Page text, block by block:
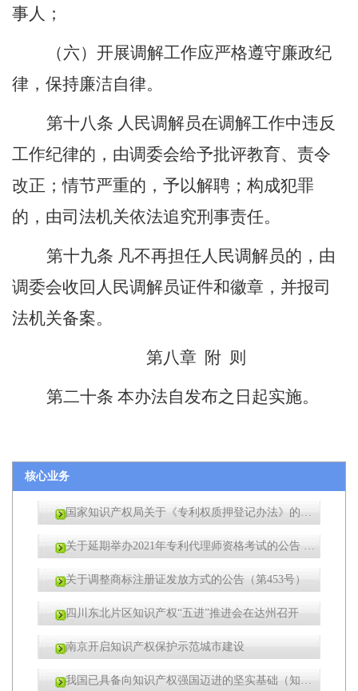
事人 ；
（六）开展调解工作应严格遵守廉政纪
律 ，保持廉洁自律。
第十八条 人民调解员在调解工作中违反
工作纪律的，由调委会给予批评教育、责令
改正；情节严重的，予以解聘；构成犯罪
的，由司法机关依法追究刑事责任。
第十九条 凡不再担任人民调解员的，由
调委会收回人民调解员证件和徽章，并报司
法机关备案。
第八章 附 则
第二十条 本办法自发布之日起实施。
核心业务
国家知识产权局关于《专利权质押登记办法》的公告（第461号）
关于延期举办2021年专利代理师资格考试的公告 （第457号）
关于调整商标注册证发放方式的公告（第453号）
四川东北片区知识产权“五进”推进会在达州召开
南京开启知识产权保护示范城市建设
我国已具备向知识产权强国迈进的坚实基础（知识产权报）